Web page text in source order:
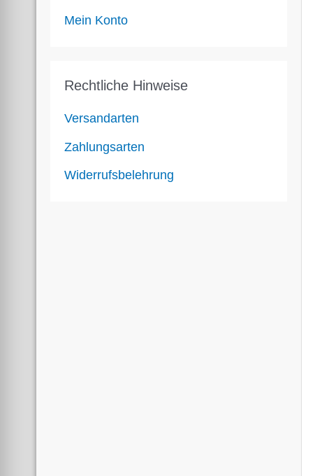
Mein Konto
Rechtliche Hinweise
Versandarten
Zahlungsarten
Widerrufsbelehrung